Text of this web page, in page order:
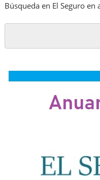
Búsqueda en El Seguro